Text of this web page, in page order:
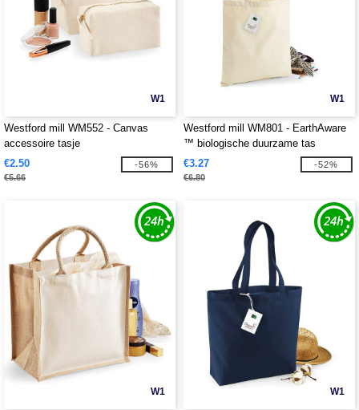
W1
Westford mill WM552 - Canvas
accessoire tasje
€2.50
€5.66
-56%
W1
Westford mill WM801 - EarthAware
™ biologische duurzame tas
€3.27
€6.80
-52%
W1 W1